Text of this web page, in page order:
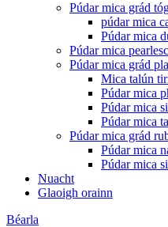
Púdar mica grád
púdar mica
Púdar mica
Púdar mica
Púdar mica grád
Mica talún
Púdar mica
Púdar mica
Púdar mica
Púdar mica grád
Púdar mica
Púdar mica
Nuacht
Glaoigh orainn
Béarla